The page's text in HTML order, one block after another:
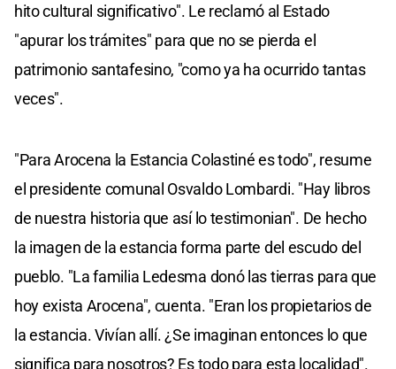
hito cultural significativo". Le reclamó al Estado
"apurar los trámites" para que no se pierda el
patrimonio santafesino, "como ya ha ocurrido tantas
veces".
"Para Arocena la Estancia Colastiné es todo", resume
el presidente comunal Osvaldo Lombardi. "Hay libros
de nuestra historia que así lo testimonian". De hecho
la imagen de la estancia forma parte del escudo del
pueblo. "La familia Ledesma donó las tierras para que
hoy exista Arocena", cuenta. "Eran los propietarios de
la estancia. Vivían allí. ¿Se imaginan entonces lo que
significa para nosotros? Es todo para esta localidad".